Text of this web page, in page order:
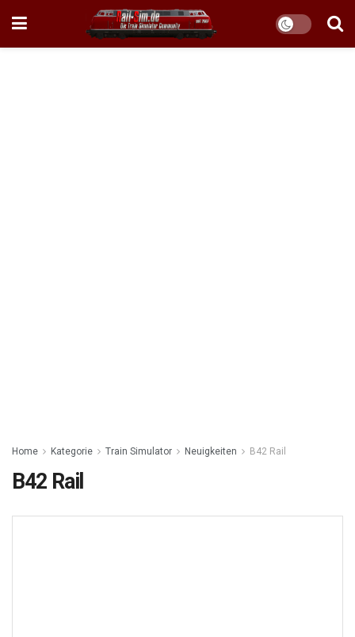
Home Kategorie Train Simulator Neuigkeiten B42 Rail
B42 Rail